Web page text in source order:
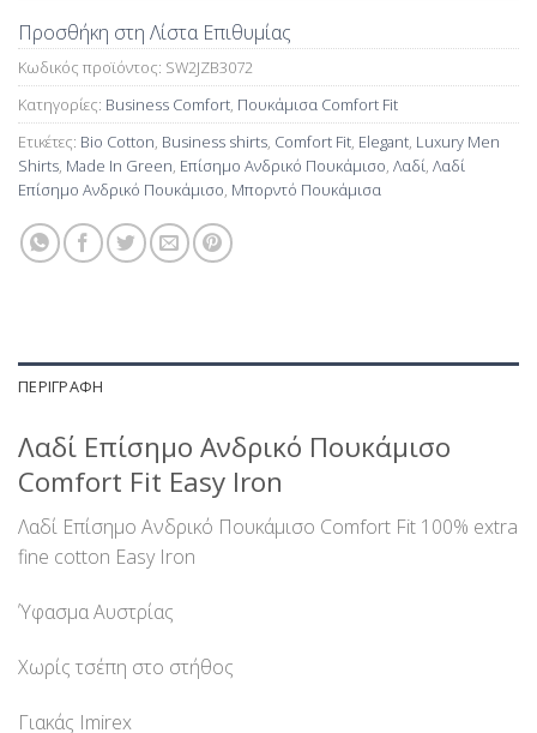
Προσθήκη στη Λίστα Επιθυμίας
Κωδικός προϊόντος: SW2JZB3072
Κατηγορίες: Business Comfort, Πουκάμισα Comfort Fit
Ετικέτες: Bio Cotton, Business shirts, Comfort Fit, Elegant, Luxury Men
Shirts, Made In Green, Επίσημο Ανδρικό Πουκάμισο, Λαδί, Λαδί
Επίσημο Ανδρικό Πουκάμισο, Μπορντό Πουκάμισα
ΠΕΡΙΓΡΑΦΉ
Λαδί Επίσημο Ανδρικό Πουκάμισο
Comfort Fit Easy Iron
Λαδί Επίσημο Ανδρικό Πουκάμισο Comfort Fit 100% extra
fine cotton Easy Iron
Ύφασμα Αυστρίας
Χωρίς τσέπη στο στήθος
Γιακάς Imirex